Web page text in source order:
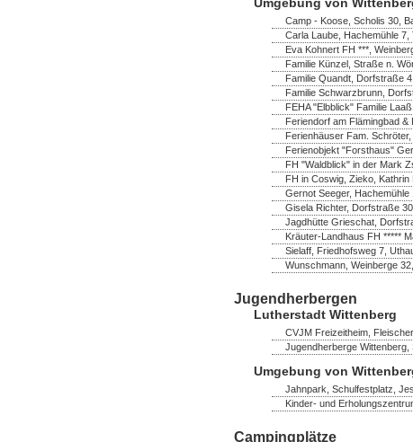
Camp - Koose, Scholis 30,
Carla Laube, Hachemühle 7,
Eva Kohnert FH ***,
Familie Künzel, Straße n.
Familie Quandt, Dorfstraße
Familie Schwarzbrunn,
FEHA "Elbblick" Familie
Feriendorf am Flämingbad
Ferienhäuser Fam.
Ferienobjekt "Forsthaus"
FH "Waldblick" in der Mark
FH in Coswig, Zieko,
Gernot Seeger,
Gisela Richter, Dorfstraße
Jagdhütte Grieschat,
Kräuter-Landhaus FH *****
Sielaff, Friedhofsweg 7,
Wunschmann, Weinberge
Jugendherbergen
Lutherstadt Wittenberg
CVJM Freizeitheim,
Jugendherberge
Umgebung von
Jahnpark, Schulfestplatz,
Kinder- und
Campingplätze